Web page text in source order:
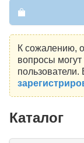
К сожалению,
вопросы
Каталог